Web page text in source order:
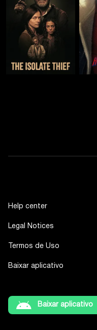
Help center
Legal Notices
Termos de Uso
Baixar aplicativo
Baixar aplicativo